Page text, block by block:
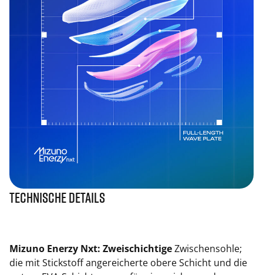
Technische Details
Mizuno Enerzy Nxt: ZweischichtigeZwischensohle;
die mit Stickstoff angereicherte obere Schicht und die